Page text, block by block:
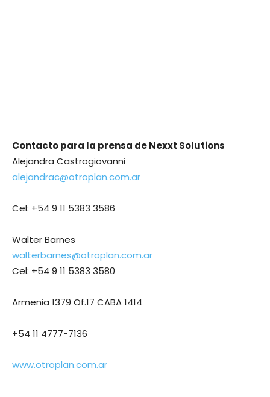
Contacto para la prensa de Nexxt Solutions
Alejandra Castrogiovanni
alejandrac@otroplan.com.ar
Cel: +54 9 11 5383 3586
Walter Barnes
walterbarnes@otroplan.com.ar
Cel: +54 9 11 5383 3580
Armenia 1379 Of.17 CABA 1414
+54 11 4777-7136
www.otroplan.com.ar